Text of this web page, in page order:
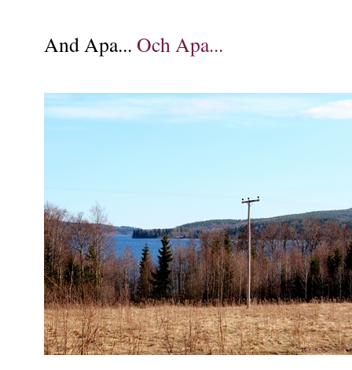
And Apa... Och Apa...